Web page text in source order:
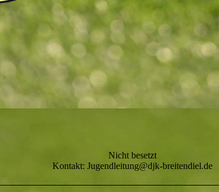
Nicht besetzt
Kontakt: Jugendleitung@djk-breitendiel.de